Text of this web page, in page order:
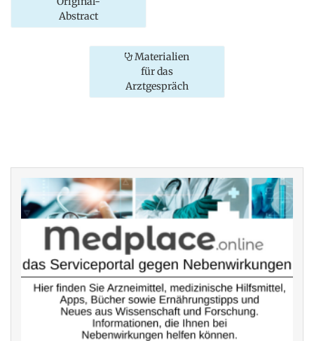
Abstract
Materialien
für das
Arztgespräch